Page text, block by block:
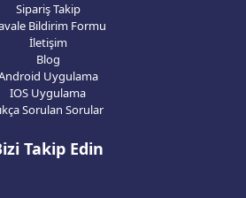
Sipariş Takip
Bildirim Formu
İletişim
Blog
Uygulama
IOS Uygulama
Sorulan Sorular
Takip Edin